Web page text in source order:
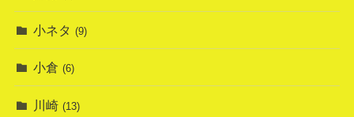
小ネタ (9)
小倉 (6)
川崎 (13)